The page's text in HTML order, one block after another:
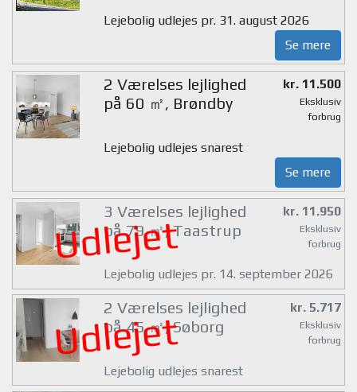
Lejebolig udlejes pr. 31. august 2026
Se mere
2 Værelses lejlighed
på 60 ㎡, Brøndby
kr. 11.500
Eksklusiv
forbrug
Lejebolig udlejes snarest
Se mere
Udlejet
3 Værelses lejlighed
på 79 ㎡, Taastrup
kr. 11.950
Eksklusiv
forbrug
Lejebolig udlejes pr. 14. september 2026
Udlejet
2 Værelses lejlighed
på 45 ㎡, Søborg
kr. 5.717
Eksklusiv
forbrug
Lejebolig udlejes snarest